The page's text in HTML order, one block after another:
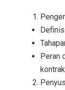
Peran
kontrak